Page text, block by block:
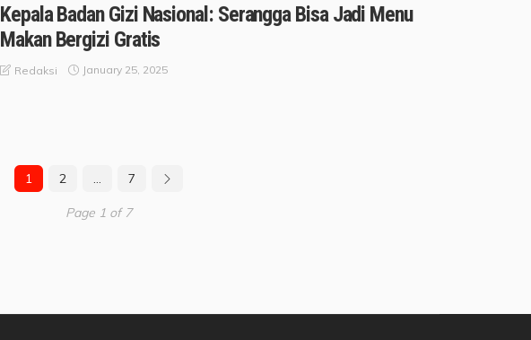
Kepala Badan Gizi Nasional: Serangga Bisa Jadi Menu
Makan Bergizi Gratis
Redaksi January 25, 2025
1 2 … 7
Page 1 of 7